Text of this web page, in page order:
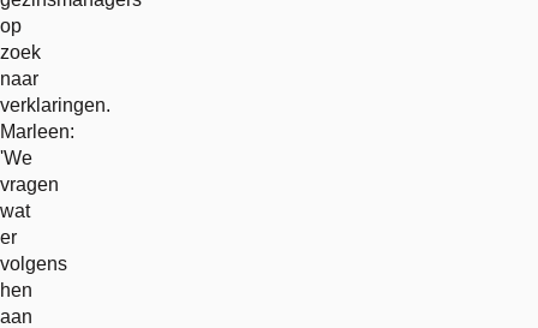
op
zoek
naar
verklaringen.
Marleen:
'We
vragen
wat
er
volgens
hen
aan